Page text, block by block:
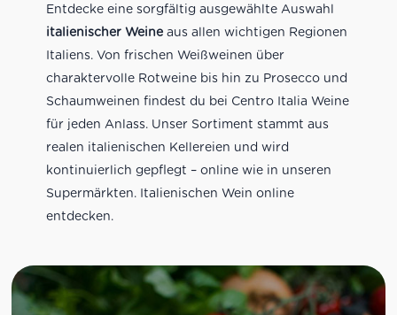
Entdecke eine sorgfältig ausgewählte Auswahl
italienischer Weineaus allen wichtigen Regionen
Italiens. Von frischen Weißweinen über
charaktervolle Rotweine bis hin zu Prosecco und
Schaumweinen findest du bei Centro Italia Weine
für jeden Anlass. Unser Sortiment stammt aus
realen italienischen Kellereien und wird
kontinuierlich gepflegt – online wie in unseren
Supermärkten. Italienischen Wein online
entdecken.